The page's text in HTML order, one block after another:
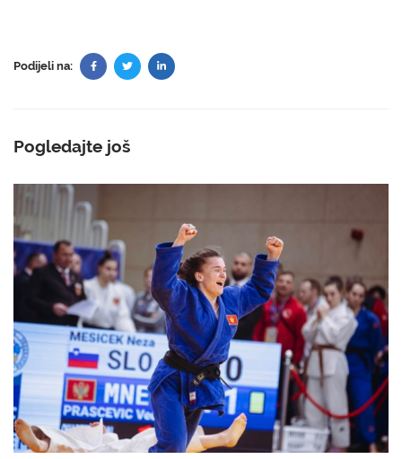
Podijeli na:
Pogledajte još